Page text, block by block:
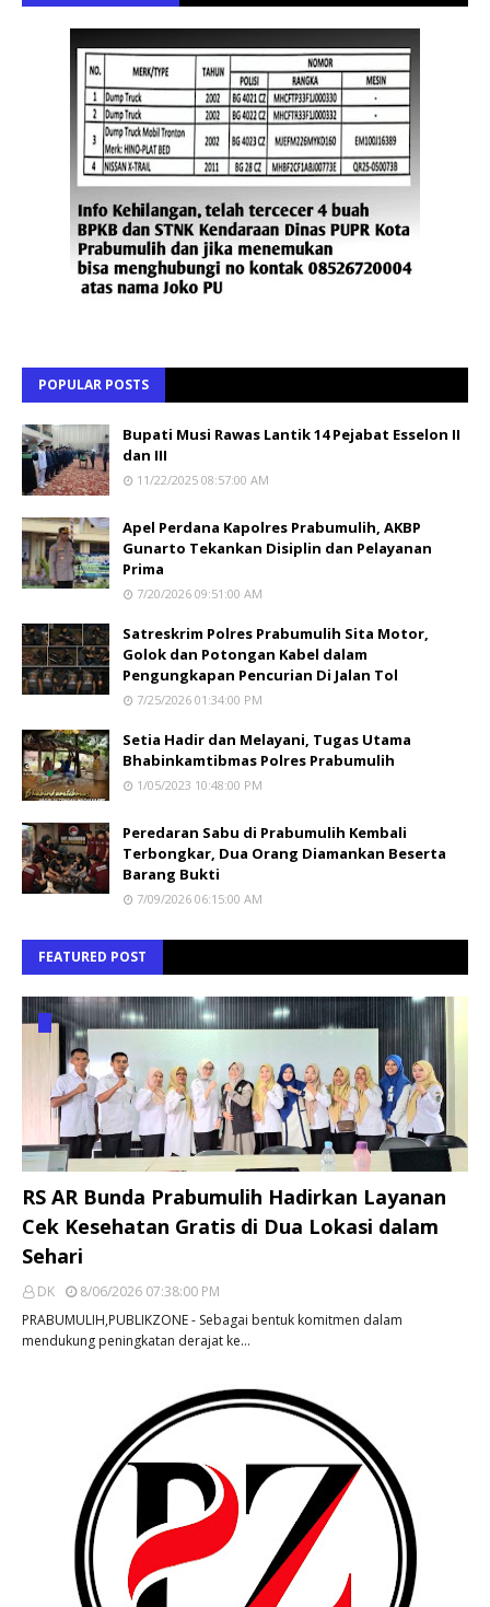
POPULAR POSTS
Bupati Musi Rawas Lantik 14 Pejabat Esselon II
dan III
11/22/2025 08:57:00 AM
Apel Perdana Kapolres Prabumulih, AKBP
Gunarto Tekankan Disiplin dan Pelayanan
Prima
7/20/2026 09:51:00 AM
Satreskrim Polres Prabumulih Sita Motor,
Golok dan Potongan Kabel dalam
Pengungkapan Pencurian Di Jalan Tol
7/25/2026 01:34:00 PM
Setia Hadir dan Melayani, Tugas Utama
Bhabinkamtibmas Polres Prabumulih
1/05/2023 10:48:00 PM
Peredaran Sabu di Prabumulih Kembali
Terbongkar, Dua Orang Diamankan Beserta
Barang Bukti
7/09/2026 06:15:00 AM
FEATURED POST
RS AR Bunda Prabumulih Hadirkan Layanan
Cek Kesehatan Gratis di Dua Lokasi dalam
Sehari
DK
8/06/2026 07:38:00 PM
PRABUMULIH,PUBLIKZONE - Sebagai bentuk komitmen dalam
mendukung peningkatan derajat ke…